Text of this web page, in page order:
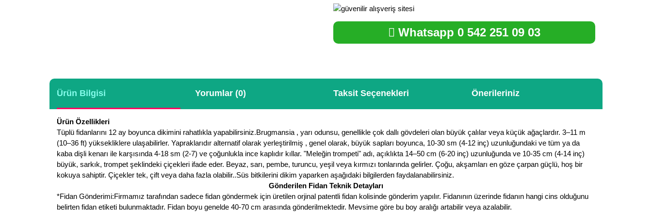
Whatsapp 0 542 251 09 03
Ürün Bilgisi Yorumlar (0) Taksit Seçenekleri Önerileriniz
Ürün Özellikleri
Tüplü fidanlarını 12 ay boyunca dikimini rahatlıkla yapabilirsiniz.Brugmansia , yarı odunsu, genellikle çok dallı gövdeleri olan büyük çalılar veya küçük ağaçlardır. 3–11 m
(10–36 ft) yüksekliklere ulaşabilirler. Yapraklarıdır alternatif olarak yerleştirilmiş , genel olarak, büyük sapları boyunca, 10-30 sm (4-12 inç) uzunluğundaki ve tüm ya da
kaba dişli kenarı ile karşısında 4-18 sm (2-7) ve çoğunlukla ince kaplıdır kıllar. "Meleğin trompeti" adı, açıklıkta 14–50 cm (6-20 inç) uzunluğunda ve 10-35 cm (4-14 inç)
büyük, sarkık, trompet şeklindeki çiçekleri ifade eder. Beyaz, sarı, pembe, turuncu, yeşil veya kırmızı tonlarında gelirler. Çoğu, akşamları en göze çarpan güçlü, hoş bir
kokuya sahiptir. Çiçekler tek, çift veya daha fazla olabilir..Süs bitkilerini dikim yaparken aşağıdaki bilgilerden faydalanabilirsiniz.
Gönderilen Fidan Teknik Detayları
*Fidan Gönderimi:Firmamız tarafından sadece fidan göndermek için üretilen orjinal patentli fidan kolisinde gönderim yapılır. Fidanının üzerinde fidanın hangi cins olduğunu
belirten fidan etiketi bulunmaktadır. Fidan boyu genelde 40-70 cm arasında gönderilmektedir. Mevsime göre bu boy aralığı artabilir veya azalabilir.